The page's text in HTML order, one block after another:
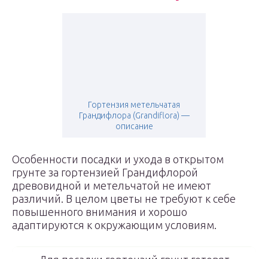
Гортензия метельчатая
Грандифлора (Grandiflora) —
описание
Особенности посадки и ухода в открытом
грунте за гортензией Грандифлорой
древовидной и метельчатой не имеют
различий. В целом цветы не требуют к себе
повышенного внимания и хорошо
адаптируются к окружающим условиям.